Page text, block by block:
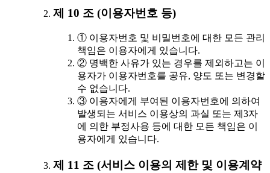
제 10 조 (이용자번호 등)
① 이용자번호 및 비밀번호에 대한 모든 관리
책임은 이용자에게 있습니다.
② 명백한 사유가 있는 경우를 제외하고는 이
용자가 이용자번호를 공유, 양도 또는 변경할
수 없습니다.
③ 이용자에게 부여된 이용자번호에 의하여
발생되는 서비스 이용상의 과실 또는 제3자
에 의한 부정사용 등에 대한 모든 책임은 이
용자에게 있습니다.
제 11 조 (서비스 이용의 제한 및 이용계약